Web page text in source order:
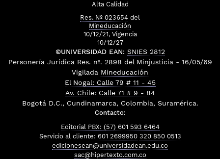
Alta Calidad
Res. Nº 023654 del
Mineducación
10/12/21, Vigencia
10/12/27
©UNIVERSIDAD EAN: SNIES 2812
Personería Jurídica Res. nº. 2898 del Minjusticia - 16/05/69
Vigilada Mineducación
El Nogal: Calle 79 # 11 - 45
Av. Chile: Calle 71 # 9 - 84
Bogotá D.C., Cundinamarca, Colombia, Suramérica.
Contacto:
Editorial PBX: (57) 601 593 6464
Servicio al cliente: 601 2699950 320 850 0513
edicionesean@universidadean.edu.co
sac@hipertexto.com.co